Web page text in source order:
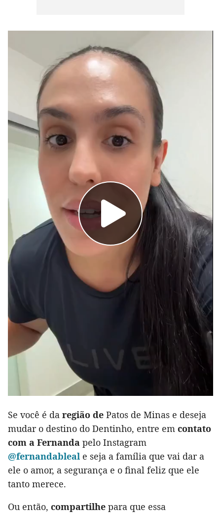
Se você é da região de Patos de Minas e deseja
mudar o destino do Dentinho, entre em contato
com a Fernanda pelo Instagram
@fernandableal e seja a família que vai dar a
ele o amor, a segurança e o final feliz que ele
tanto merece.
Ou então, compartilhe para que essa